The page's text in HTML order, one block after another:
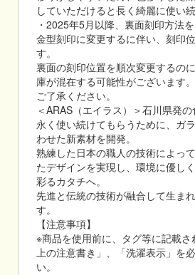
していただけると長く綺麗に使い
・2025年5月以降、裏面刻印方法
金型刻印に変更するに伴い、刻印
す。
裏面の刻印位置を順次変更するの
庫が混在する可能性がございます。
ご了承ください。
＜ARAS（エイラス）＞石川県発の
永く使い続けてもらうために、ガ
わせた新素材を開発。
熟練した日本の職人の技術によっ
たデザインを実現し、環境に優し
彩るカタチへ。
先進と伝統の技術が融合して生ま
す。
【注意事項】
※商品を使用前に、タグ等に記載
上の注意書き」、「洗濯表示」を
い。